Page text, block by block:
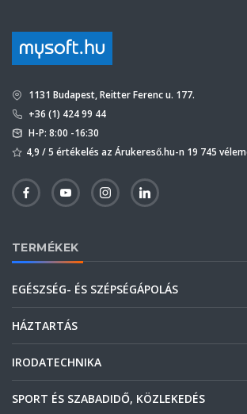
1131 Budapest, Reitter Ferenc u. 177.
+36 (1) 424 99 44
H-P: 8:00 -16:30
4,9 / 5 értékelés az Árukereső.hu-n 19 745
TERMÉKEK
EGÉSZSÉG- ÉS SZÉPSÉGÁPOLÁS
HÁZTARTÁS
IRODATECHNIKA
SPORT ÉS SZABADIDŐ, KÖZLEKEDÉS